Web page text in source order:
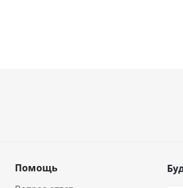
Помощь